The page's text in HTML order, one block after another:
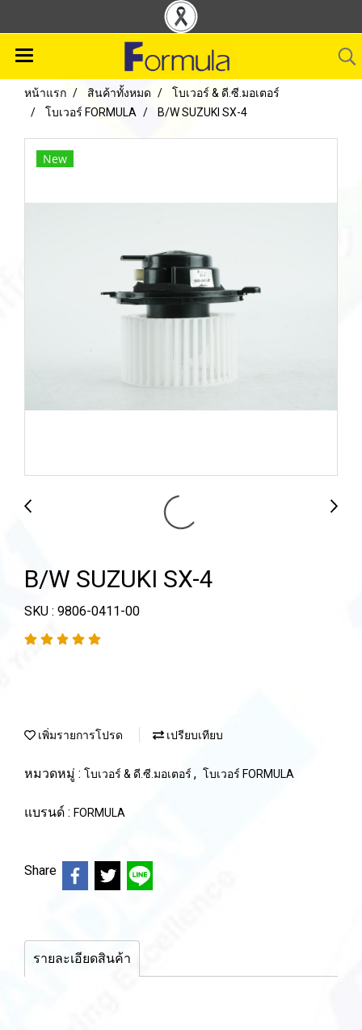
หน้าแรก สินค้าทั้งหมด
โบเวอร์ & ดี.ซี.มอเตอร์
โบเวอร์ FORMULA
B/W SUZUKI SX-4
New
B/W SUZUKI SX-4
SKU : 9806-0411-00
เพิ่มรายการโปรด เปรียบเทียบ
หมวดหมู่ : โบเวอร์ & ดี.ซี.มอเตอร์ , โบเวอร์ FORMULA
แบรนด์ : FORMULA
Share
รายละเอียดสินค้า